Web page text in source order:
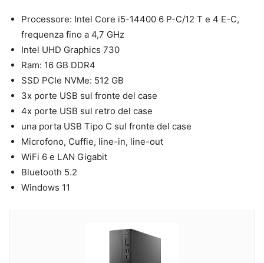
Processore: Intel Core i5-14400 6 P-C/12 T e 4 E-C,
frequenza fino a 4,7 GHz
Intel UHD Graphics 730
Ram: 16 GB DDR4
SSD PCIe NVMe: 512 GB
3x porte USB sul fronte del case
4x porte USB sul retro del case
una porta USB Tipo C sul fronte del case
Microfono, Cuffie, line-in, line-out
WiFi 6 e LAN Gigabit
Bluetooth 5.2
Windows 11